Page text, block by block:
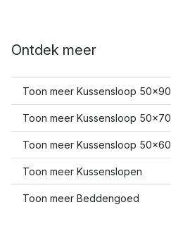
Ontdek meer
Toon meer Kussensloop 50x90
Toon meer Kussensloop 50x70
Toon meer Kussensloop 50x60
Toon meer Kussenslopen
Toon meer Beddengoed